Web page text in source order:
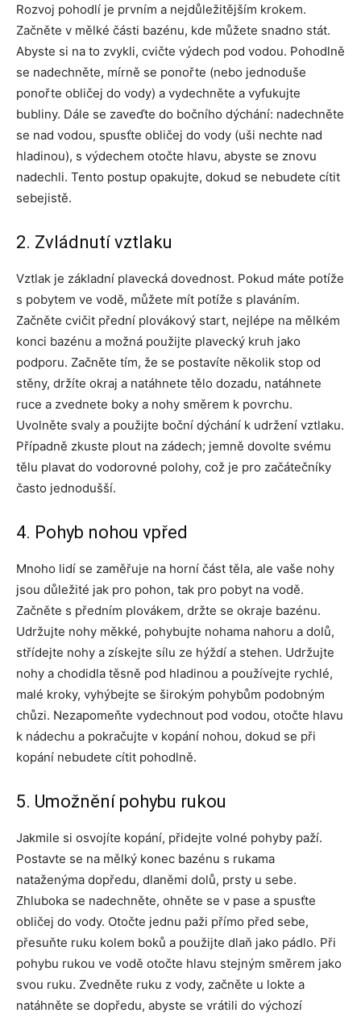
Rozvoj pohodlí je prvním a nejdůležitějším krokem.
Začněte v mělké části bazénu, kde můžete snadno stát.
Abyste si na to zvykli, cvičte výdech pod vodou. Pohodlně
se nadechněte, mírně se ponořte (nebo jednoduše
ponořte obličej do vody) a vydechněte a vyfukujte
bubliny. Dále se zaveďte do bočního dýchání: nadechněte
se nad vodou, spusťte obličej do vody (uši nechte nad
hladinou), s výdechem otočte hlavu, abyste se znovu
nadechli. Tento postup opakujte, dokud se nebudete cítit
sebejistě.
2. Zvládnutí vztlaku
Vztlak je základní plavecká dovednost. Pokud máte potíže
s pobytem ve vodě, můžete mít potíže s plaváním.
Začněte cvičit přední plovákový start, nejlépe na mělkém
konci bazénu a možná použijte plavecký kruh jako
podporu. Začněte tím, že se postavíte několik stop od
stěny, držíte okraj a natáhnete tělo dozadu, natáhnete
ruce a zvednete boky a nohy směrem k povrchu.
Uvolněte svaly a použijte boční dýchání k udržení vztlaku.
Případně zkuste plout na zádech; jemně dovolte svému
tělu plavat do vodorovné polohy, což je pro začátečníky
často jednodušší.
4. Pohyb nohou vpřed
Mnoho lidí se zaměřuje na horní část těla, ale vaše nohy
jsou důležité jak pro pohon, tak pro pobyt na vodě.
Začněte s předním plovákem, držte se okraje bazénu.
Udržujte nohy měkké, pohybujte nohama nahoru a dolů,
střídejte nohy a získejte sílu ze hýždí a stehen. Udržujte
nohy a chodidla těsně pod hladinou a používejte rychlé,
malé kroky, vyhýbejte se širokým pohybům podobným
chůzi. Nezapomeňte vydechnout pod vodou, otočte hlavu
k nádechu a pokračujte v kopání nohou, dokud se při
kopání nebudete cítit pohodlně.
5. Umožnění pohybu rukou
Jakmile si osvojíte kopání, přidejte volné pohyby paží.
Postavte se na mělký konec bazénu s rukama
nataženýma dopředu, dlaněmi dolů, prsty u sebe.
Zhluboka se nadechněte, ohněte se v pase a spusťte
obličej do vody. Otočte jednu paži přímo před sebe,
přesuňte ruku kolem boků a použijte dlaň jako pádlo. Při
pohybu rukou ve vodě otočte hlavu stejným směrem jako
svou ruku. Zvedněte ruku z vody, začněte u lokte a
natáhněte se dopředu, abyste se vrátili do výchozí